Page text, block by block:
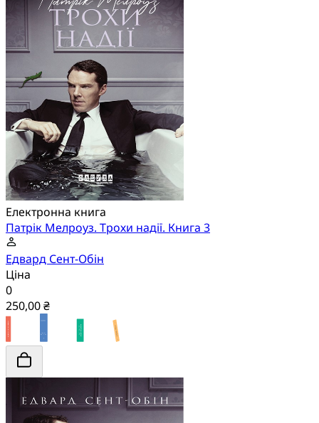
Електронна книга
Патрік Мелроуз. Трохи надії. Книга 3
Едвард Сент-Обін
Ціна
0
250,00 ₴